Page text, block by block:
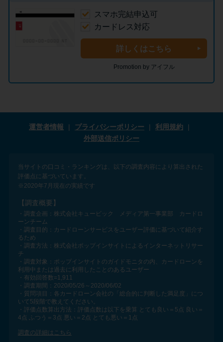
スマホ完結申込可
カードレス対応
詳しくはこちら
Promotion by アイフル
運営者情報 プライバシーポリシー
利用規約
外部送信ポリシー
当サイトの口コミ・ランキングは、以下の調査内容により算出された
評価点に基づいています。
※2020年7月現在の実績です
【調査概要】
・調査企画：株式会社キュービック メディア第一事業部 カードロ
ーンチーム
・調査目的：カードローンサービスをユーザー評価に基づいて紹介す
るため
・調査方法：株式会社ポップインサイトによるインターネットリサー
チ
・調査対象：ポップインサイトのガイドモニタの内、カードローンを
利用中または過去に利用したことのあるユーザー
・有効回答数=1,911
・調査期間：2020/05/26～2020/06/02
・質問項目：各カードローン会社の「総合的に判断した満足度」につ
いて5段階で教えてください。
・評価点数算出方法：評価点数は以下を乗算 とても良い＝5点 良い＝
4点 ふつう＝3点 悪い＝2点 とても悪い＝1点
調査の詳細はこちら